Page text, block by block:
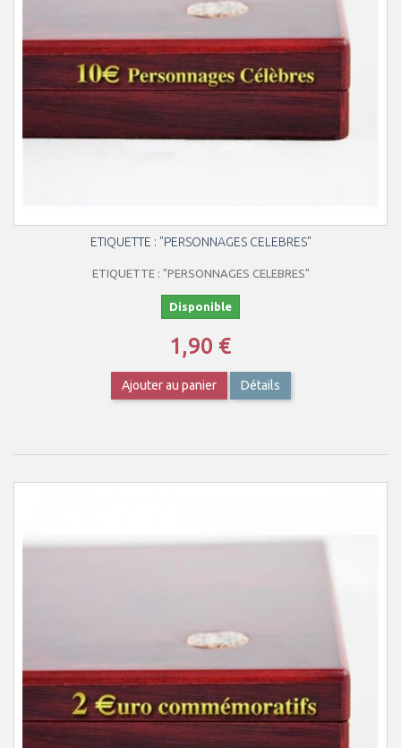
ETIQUETTE : "PERSONNAGES CELEBRES"
ETIQUETTE : "PERSONNAGES CELEBRES"
Disponible
1,90 €
Ajouter au panier Détails